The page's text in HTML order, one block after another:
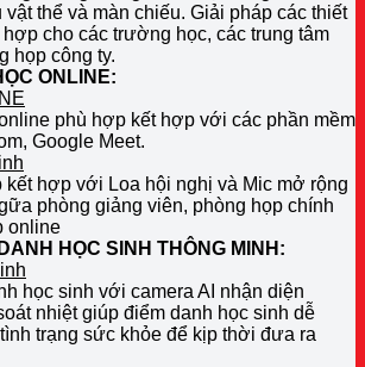
vật thể và màn chiếu. Giải pháp các thiết
cho các trường học, các trung tâm
họp công ty.
ONLINE:
phù hợp kết hợp với các phần mềm
Google Meet.
kết hợp với Loa hội nghị và Mic mở rộng
phòng giảng viên, phòng họp chính
online
HỌC SINH THÔNG MINH:
học sinh với camera AI nhận diện
nhiệt giúp điểm danh học sinh dễ
trạng sức khỏe để kịp thời đưa ra